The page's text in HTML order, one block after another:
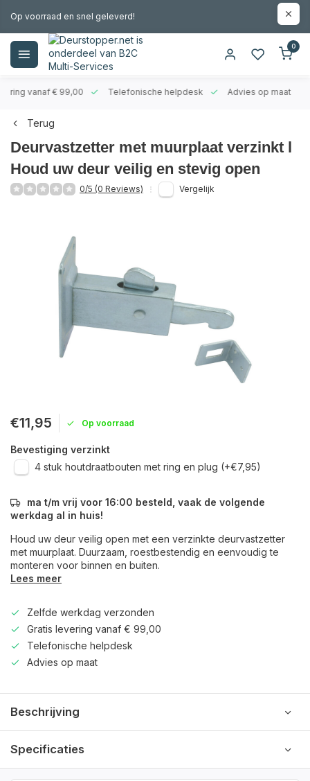
Op voorraad en snel geleverd!
0
vanaf € 99,00 Telefonische helpdesk Advies op maat
Terug
Deurvastzetter met muurplaat verzinkt l
Houd uw deur veilig en stevig open
0/5 (0 Reviews) Vergelijk
€11,95 Op voorraad
Bevestiging verzinkt
4 stuk houtdraatbouten met ring en plug (+€7,95)
ma t/m vrij voor 16:00 besteld, vaak de volgende
werkdag al in huis!
Houd uw deur veilig open met een verzinkte deurvastzetter
met muurplaat. Duurzaam, roestbestendig en eenvoudig te
monteren voor binnen en buiten.
Lees meer
Zelfde werkdag verzonden
Gratis levering vanaf € 99,00
Telefonische helpdesk
Advies op maat
Beschrijving
Specificaties